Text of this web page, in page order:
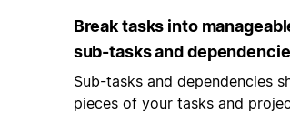
Break tasks into
sub-tasks and
Sub-tasks and dependencies
pieces of your tasks and